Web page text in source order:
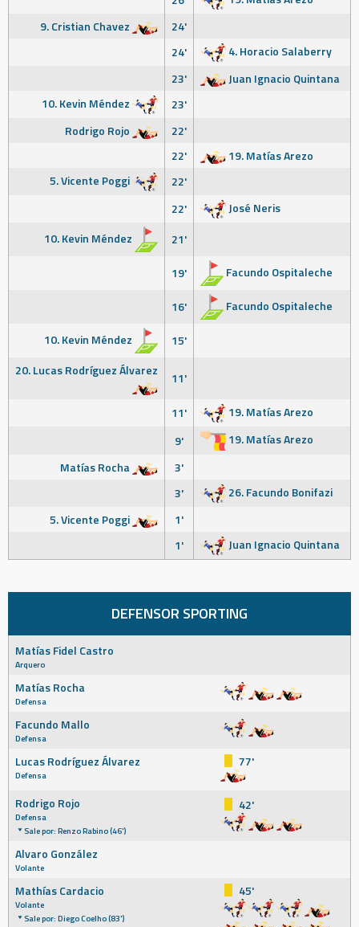
9. Cristian Chavez
24'
24'
4. Horacio Salaberry
23'
Juan Ignacio Quintana
10. Kevin Méndez
23'
Rodrigo Rojo
22'
22'
19. Matías Arezo
5. Vicente Poggi
22'
22'
José Neris
10. Kevin Méndez
21'
19'
Facundo Ospitaleche
16'
Facundo Ospitaleche
10. Kevin Méndez
15'
20. Lucas Rodríguez Álvarez
11'
11'
19. Matías Arezo
9'
19. Matías Arezo
Matías Rocha
3'
3'
26. Facundo Bonifazi
5. Vicente Poggi
1'
1'
Juan Ignacio Quintana
DEFENSOR SPORTING
Matías Fidel Castro
Arquero
Matías Rocha
Defensa
Facundo Mallo
Defensa
Lucas Rodríguez Álvarez
Defensa
77'
Rodrigo Rojo
Defensa
Sale por: Renzo Rabino (46')
42'
Alvaro González
Volante
Mathías Cardacio
Volante
Sale por: Diego Coelho (83')
45'